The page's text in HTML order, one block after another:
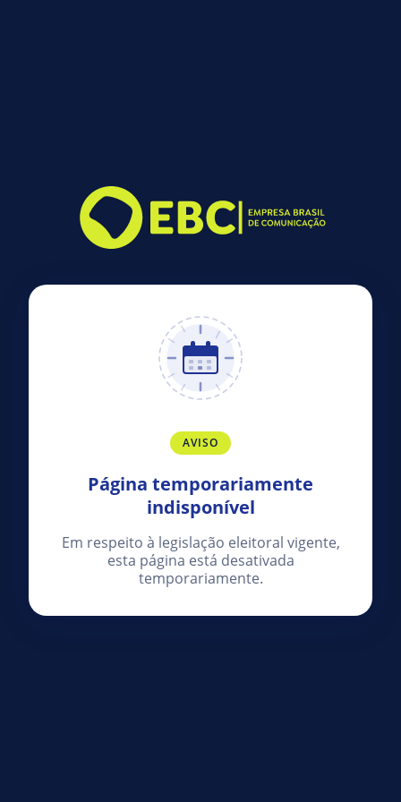
AVISO
Página temporariamente
indisponível
Em respeito à legislação eleitoral vigente,
esta página está desativada
temporariamente.